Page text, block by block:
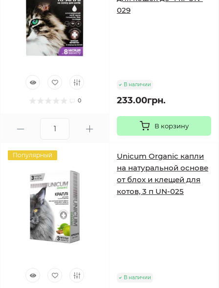
0
029
В наличии
233.00грн.
В корзину
Популярный
Unicum Organic капли
на натуральной основе
от блох и клещей для
котов, 3 п UN-025
В наличии